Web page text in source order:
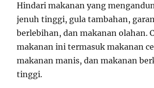
Hindari makanan yang
jenuh tinggi, gula tambahan,
berlebihan, dan makanan olahan.
makanan ini termasuk makanan
makanan manis, dan makanan
tinggi.